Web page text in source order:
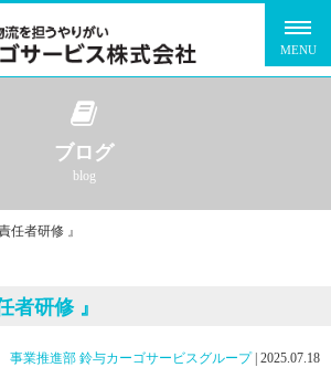
ブログ
blog
任者研修 』
者研修 』
事業推進部 鈴与カーゴサービスグループ| 2025.07.18